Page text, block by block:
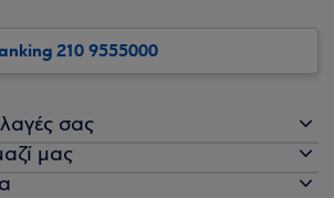
210 9555000
σας
μας